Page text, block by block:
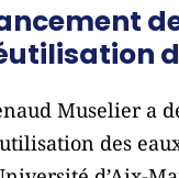
Muselier a
des